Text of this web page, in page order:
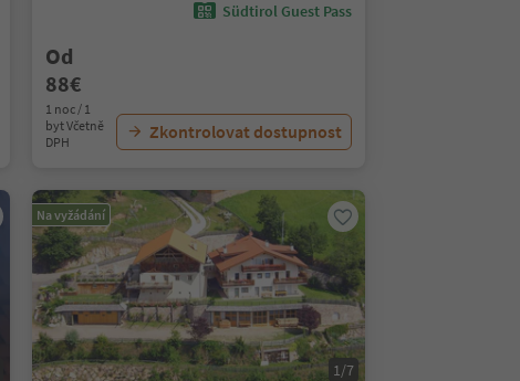
Südtirol Guest Pass
Od
88€
1 noc / 1
byt Včetně
DPH
Zkontrolovat dostupnost
Na vyžádání
1/7